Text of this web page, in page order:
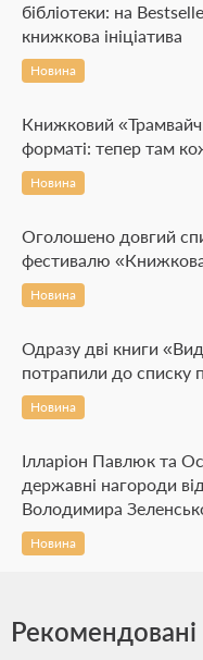
бібліотеки: на
книжкова ініціатива
Новина
Книжковий
форматі: тепер там
Новина
Оголошено довгий
фестивалю
Новина
Одразу дві книги
потрапили до списку
Новина
Ілларіон Павлюк та
державні нагороди
Володимира
Новина
Рекомендовані